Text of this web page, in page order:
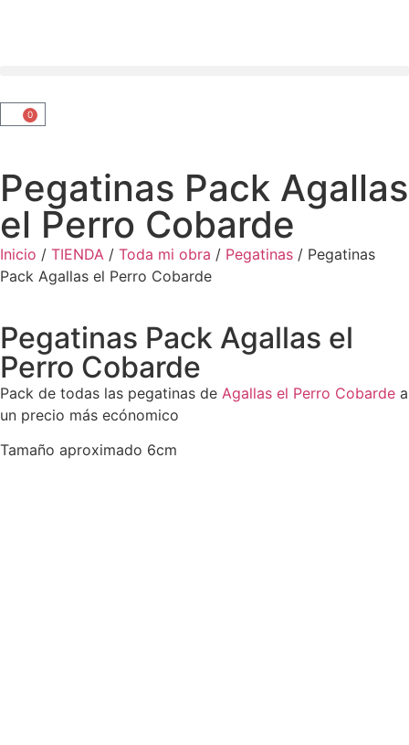
0
Pegatinas Pack Agallas
el Perro Cobarde
Inicio / TIENDA / Toda mi obra / Pegatinas / Pegatinas
Pack Agallas el Perro Cobarde
Pegatinas Pack Agallas el
Perro Cobarde
Pack de todas las pegatinas de Agallas el Perro Cobarde a
un precio más ecónomico
Tamaño aproximado 6cm